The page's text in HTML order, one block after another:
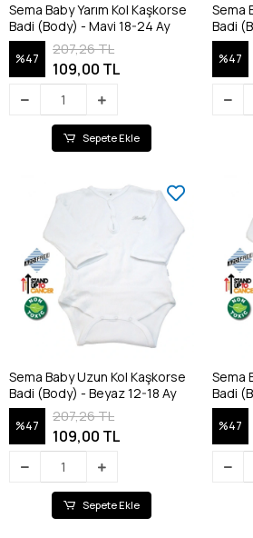
Sema Baby Yarım Kol Kaşkorse
Badi (Body) - Mavi 18-24 Ay
%47
207,26 TL
109,00 TL
Sepete Ekle
Sema
%47
Sema Baby Uzun Kol Kaşkorse
Badi (Body) - Beyaz 12-18 Ay
%47
207,26 TL
109,00 TL
Sepete Ekle
Sema
%47